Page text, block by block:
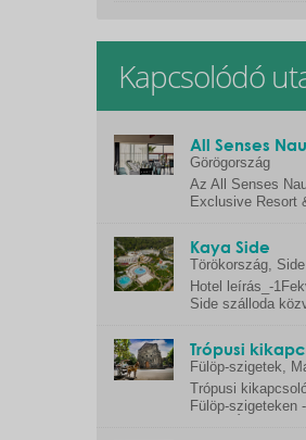
Kapcsolódó
Görögország
Az All Senses
Exclusive Resort
Kaya Side
Törökország, Side
Hotel leírás_-
Side szálloda
törökországi...
Fülöp-szigetek,
Trópusi
Fülöp-szigeteken